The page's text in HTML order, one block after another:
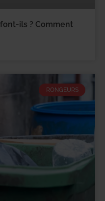
ils ? Comment
RONGEURS